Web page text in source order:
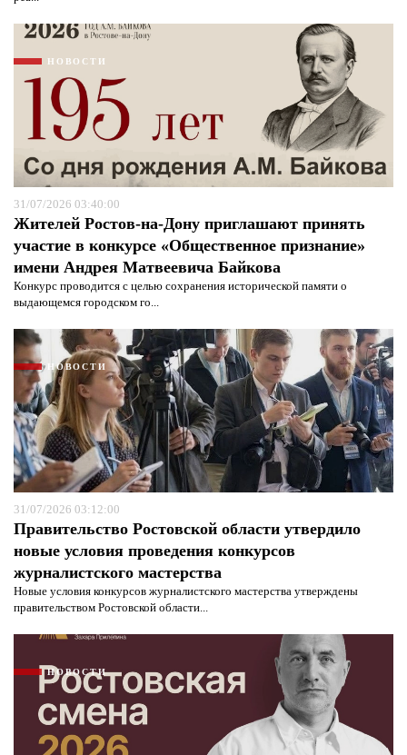
НОВОСТИ
31/07/2026 03:40:00
Жителей Ростов-на-Дону приглашают принять
участие в конкурсе «Общественное признание»
имени Андрея Матвеевича Байкова
Конкурс проводится с целью сохранения исторической памяти о
выдающемся городском го...
НОВОСТИ
31/07/2026 03:12:00
Правительство Ростовской области утвердило
новые условия проведения конкурсов
журналистского мастерства
Новые условия конкурсов журналистского мастерства утверждены
правительством Ростовской области...
НОВОСТИ
Я согласен с
политикой конфиденциальности и
защиты информации*
Я согласен сполитикой конфиденциальности и
защиты информации*